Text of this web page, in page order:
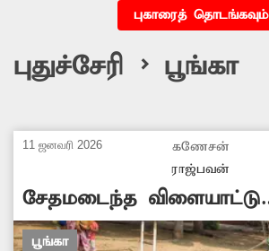
புகாரைத் தொடங்கவும்
புதுச்சேரி > பூங்கா
11 ஜனவரி 2026
கணேசன்
ராஜ்பவன்
சேதமடைந்த விளையாட்டு
உபகரணங்கள்
பூங்கா